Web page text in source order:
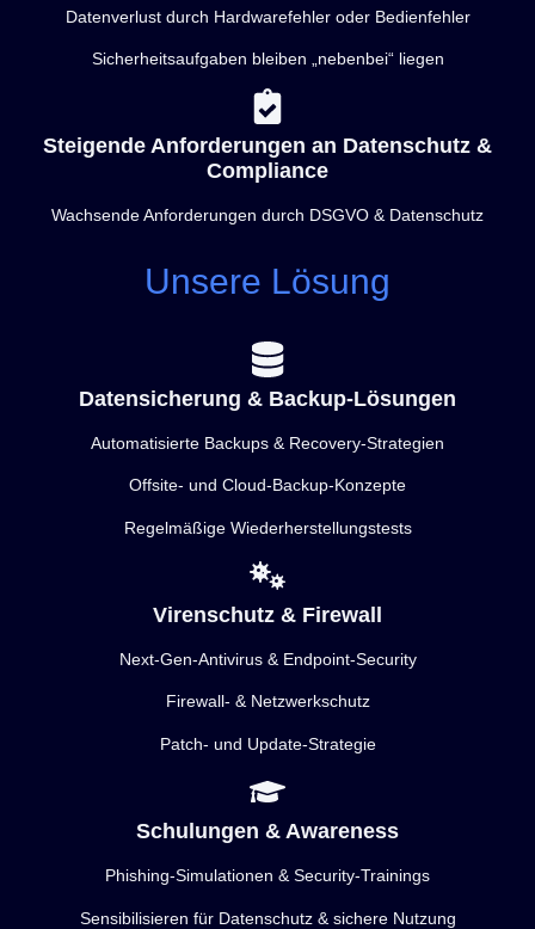
Datenverlust durch Hardwarefehler oder Bedienfehler
Sicherheitsaufgaben bleiben „nebenbei“ liegen
Steigende Anforderungen an Datenschutz &
Compliance
Wachsende Anforderungen durch DSGVO & Datenschutz
Unsere Lösung
Datensicherung & Backup-Lösungen
Automatisierte Backups & Recovery-Strategien
Offsite- und Cloud-Backup-Konzepte
Regelmäßige Wiederherstellungstests
Virenschutz & Firewall
Next-Gen-Antivirus & Endpoint-Security
Firewall- & Netzwerkschutz
Patch- und Update-Strategie
Schulungen & Awareness
Phishing-Simulationen & Security-Trainings
Sensibilisieren für Datenschutz & sichere Nutzung